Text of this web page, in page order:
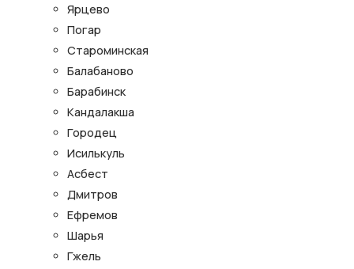
Ярцево
Погар
Староминская
Балабаново
Барабинск
Кандалакша
Городец
Исилькуль
Асбест
Дмитров
Ефремов
Шарья
Гжель